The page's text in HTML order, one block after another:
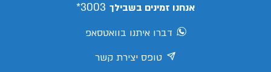
אנחנו זמינים בשבילך 3003*
דברו איתנו בוואטסאפ
טופס יצירת קשר